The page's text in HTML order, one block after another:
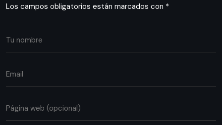
Los campos obligatorios están marcados con *